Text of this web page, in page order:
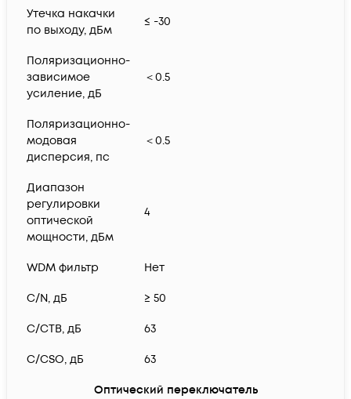
Утечка накачки
по выходу, дБм
≤ -30
Поляризационно-
зависимое
усиление, дБ
＜0.5
Поляризационно-
модовая
дисперсия, пс
＜0.5
Диапазон
регулировки
оптической
мощности, дБм
4
WDM фильтр Нет
C/N, дБ ≥ 50
C/CTB, дБ 63
C/CSO, дБ 63
Оптический переключатель